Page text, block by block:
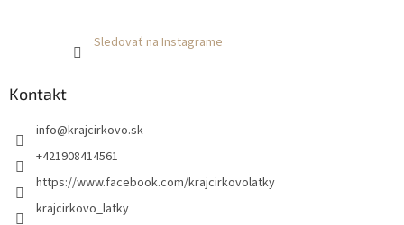
Sledovať na Instagrame
Kontakt
info@krajcirkovo.sk
+421908414561
https://www.facebook.com/krajcirkovolatky
krajcirkovo_latky